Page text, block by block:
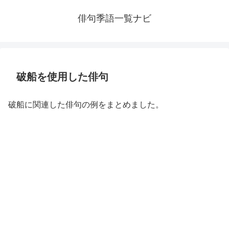
俳句季語一覧ナビ
破船を使用した俳句
破船に関連した俳句の例をまとめました。